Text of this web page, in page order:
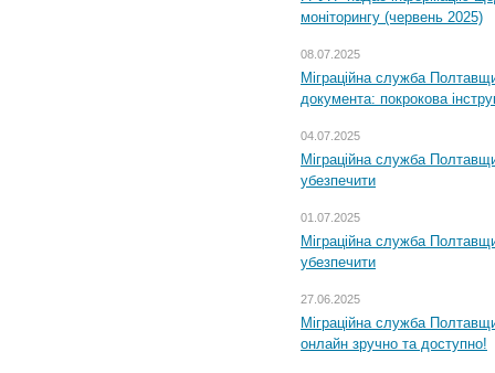
моніторингу (червень 2025)
08.07.2025
Міграційна служба
документа: покрокова
04.07.2025
Міграційна служба
убезпечити
01.07.2025
Міграційна служба
убезпечити
27.06.2025
Міграційна служба
онлайн зручно та доступно!